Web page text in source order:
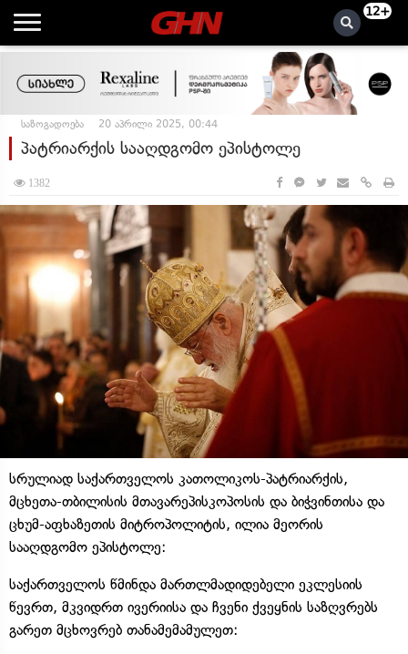
12+
საზოგადოება 20 აპრილი 2025, 00:44
პატრიარქის სააღდგომო ეპისტოლე
1382
სრულიად საქართველოს კათოლიკოს-პატრიარქის,
მცხეთა-თბილისის მთავარეპისკოპოსის და ბიჭვინთისა და
ცხუმ-აფხაზეთის მიტროპოლიტის, ილია მეორის
სააღდგომო ეპისტოლე:
საქართველოს წმინდა მართლმადიდებელი ეკლესიის
წევრთ, მკვიდრთ ივერიისა და ჩვენი ქვეყნის საზღვრებს
გარეთ მცხოვრებ თანამემამულეთ: